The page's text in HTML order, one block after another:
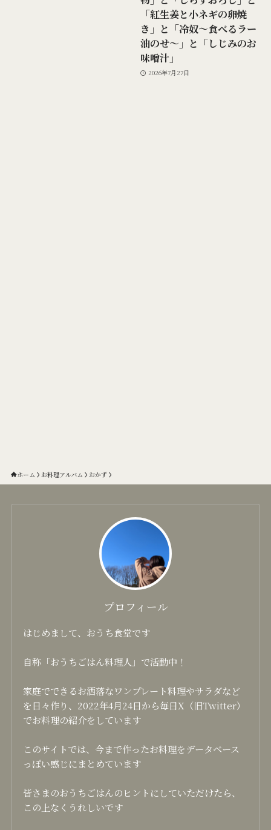
「紅生姜と小ネギの卵焼
き」と「冷奴～食べるラー
油のせ～」と「しじみのお
味噌汁」
2026年7月27日
ホーム お料理アルバム おかず
プロフィール
はじめまして、おうち食堂です
自称「おうちごはん料理人」で活動中！
家庭でできるお洒落なワンプレート料理やサラダなど
を日々作り、2022年4月24日から毎日X（旧Twitter）
でお料理の紹介をしています
このサイトでは、今まで作ったお料理をデータベース
っぽい感じにまとめています
皆さまのおうちごはんのヒントにしていただけたら、
この上なくうれしいです